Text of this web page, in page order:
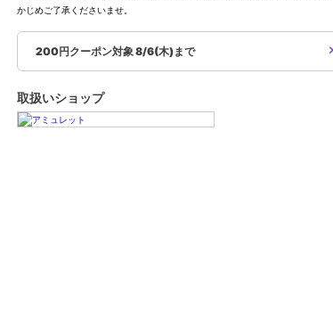
かじめご了承くださいませ。
200円クーポン対象 8/6(木)まで
取扱いショップ